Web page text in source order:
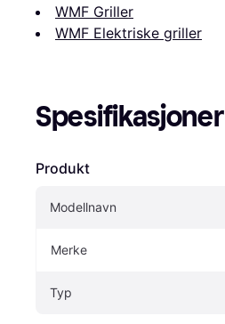
WMF Griller
WMF Elektriske griller
Spesifikasjoner
Produkt
Modellnavn
Merke
Typ